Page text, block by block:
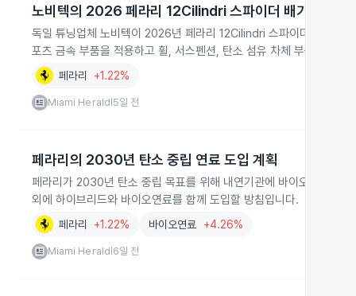
노비텍의 2026 페라리 12Cilindri 스파이더 배기 업그레
독일 튜닝업체 노비텍이 2026년 페라리 12Cilindri 스파이더용 배기
포츠 금속 부품을 적용하고 휠, 서스펜션, 탄소 섬유 차체 부품을 함께
페라리 +1.22%
Miami Herald 5일 전
페라리의 2030년 탄소 중립 연료 도입 계획
페라리가 2030년 탄소 중립 목표를 위해 내연기관에 바이오연료 등
외에 하이브리드와 바이오연료를 함께 도입할 방침입니다.
페라리 +1.22% 바이오연료 +4.26%
Miami Herald 6일 전